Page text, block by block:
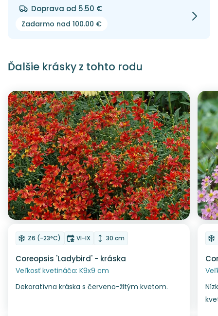
Doprava od 5.50 €
Zadarmo nad 100.00 €
Ďalšie krásky z tohto rodu
Odober do zoznamu želaní
Mrazuvzdornosť
Z6 (-23°C) Doba kvitnutia
VI-IX Výška rastliny
30 cm
Coreopsis 'Ladybird' - kráska
Veľkosť kvetináča: K9x9 cm
Dekoratívna kráska s červeno-žltým kvetom.